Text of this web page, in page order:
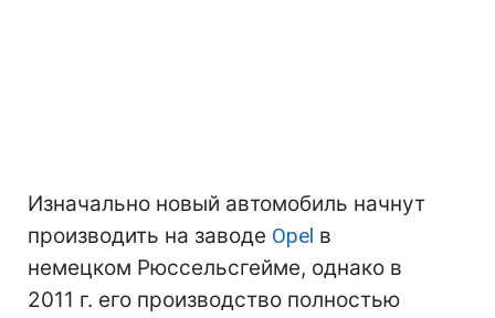
Изначально новый автомобиль начнут
производить на заводе Opel в
немецком Рюссельсгейме, однако в
2011 г. его производство полностью